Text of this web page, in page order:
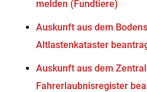
melden (Fundtiere)
Auskunft aus dem
Altlastenkataster
Auskunft aus dem
Fahrerlaubnisregister